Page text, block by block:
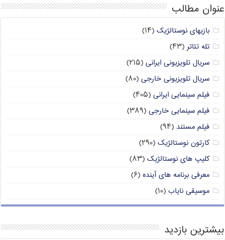
عنوان مطالب
بازیهای نوستالژیک (۱۴)
تله تئاتر(۴۳)
سریال تلویزیونی ایرانی (۲۱۵)
سریال تلویزیونی خارجی (۸۰)
فیلم سینمایی ایرانی (۴۰۵)
فیلم سینمایی خارجی (۳۸۹)
فیلم مستند (۹۴)
کارتون نوستالژیک (۲۹۰)
کلیپ های نوستالژیک (۸۳)
معرفی برنامه های آینده (۶)
موسیقی نایاب (۱۰)
بیشترین بازدید